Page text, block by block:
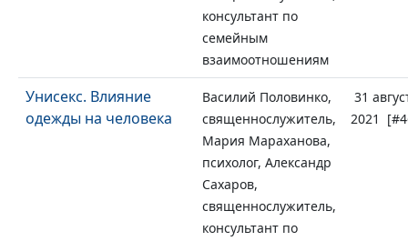
консультант по
семейным
взаимоотношениям
Унисекс. Влияние
одежды на человека
Василий Половинко,
священнослужитель,
Мария Мараханова,
психолог, Александр
Сахаров,
священнослужитель,
консультант по
31
2021